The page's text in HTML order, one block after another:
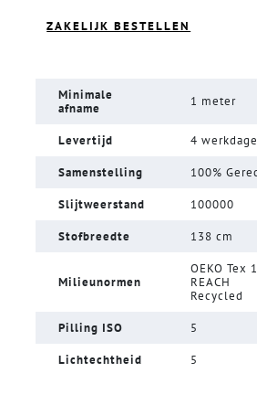
ZAKELIJK BESTELLEN
Minimale
afname
1 meter
Levertijd 4
Samenstelling 100%
Slijtweerstand 100000
Stofbreedte 138 cm
Milieunormen
OEKO Tex
REACH
Recycled
Pilling ISO 5
Lichtechtheid 5